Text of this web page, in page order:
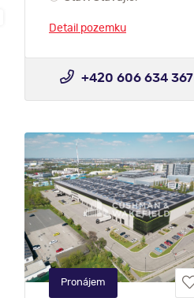
Detail pozemku
+420 606 634 367
Pronájem